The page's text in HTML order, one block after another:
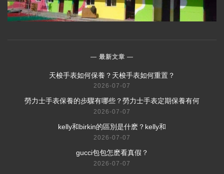
最新文章
​天梭手表如何保養？天梭手表如何重置？
2026-07-07
​勞力士手表保養的步驟有哪些？勞力士手表定期保養有何
2026-07-07
​kelly和birkin的區別是什麽？kelly和
2026-07-07
​gucci包包怎麽看真假？
2026-07-07